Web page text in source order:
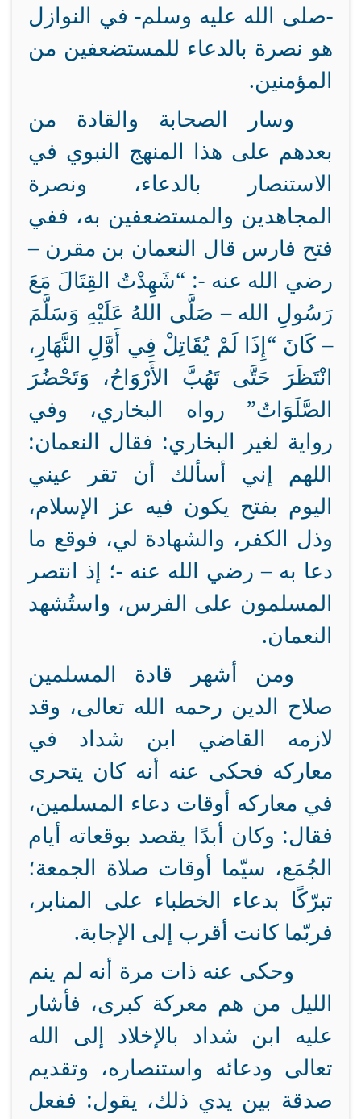
-صلى الله عليه وسلم- في النوازل
هو نصرة بالدعاء للمستضعفين من
المؤمنين.
وسار الصحابة والقادة من
بعدهم على هذا المنهج النبوي في
الاستنصار بالدعاء، ونصرة
المجاهدين والمستضعفين به، ففي
فتح فارس قال النعمان بن مقرن –
رضي الله عنه -: “شَهِدْتُ القِتَالَ مَعَ
رَسُولِ الله – صَلَّى اللهُ عَلَيْهِ وَسَلَّمَ
– كَانَ “إِذَا لَمْ يُقَاتِلْ فِي أَوَّلِ النَّهَارِ،
انْتَظَرَ حَتَّى تَهُبَّ الأَرْوَاحُ، وَتَحْضُرَ
الصَّلَوَاتُ” رواه البخاري، وفي
رواية لغير البخاري: فقال النعمان:
اللهم إني أسألك أن تقر عيني
اليوم بفتح يكون فيه عز الإسلام،
وذل الكفر، والشهادة لي، فوقع ما
دعا به – رضي الله عنه -؛ إذ انتصر
المسلمون على الفرس، واستُشهد
النعمان.
ومن أشهر قادة المسلمين
صلاح الدين رحمه الله تعالى، وقد
لازمه القاضي ابن شداد في
معاركه فحكى عنه أنه كان يتحرى
في معاركه أوقات دعاء المسلمين،
فقال: وكان أبدًا يقصد بوقعاته أيام
الجُمَع، سيّما أوقات صلاة الجمعة؛
تبرّكًا بدعاء الخطباء على المنابر،
فربّما كانت أقرب إلى الإجابة.
وحكى عنه ذات مرة أنه لم ينم
الليل من هم معركة كبرى، فأشار
عليه ابن شداد بالإخلاد إلى الله
تعالى ودعائه واستنصاره، وتقديم
صدقة بين يدي ذلك، يقول: ففعل